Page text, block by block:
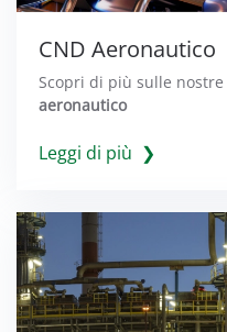
CND Aeronautico
Scopri di più sulle nostre
aeronautico
Leggi di più ❯